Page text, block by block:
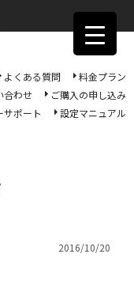
よくある質問
料金プラン
合わせ
ご購入の申し込み
サポート 設定マニュアル
2016/10/20